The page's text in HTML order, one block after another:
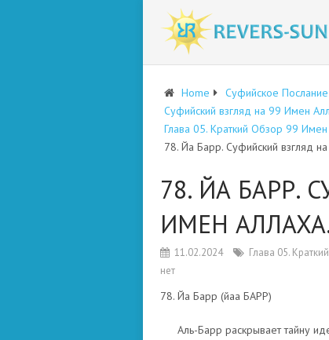
Home
Суфийское
Суфийский взгляд на 99 Имен
Глава 05. Краткий Обзор 99
78. Йа Барр. Суфийский взгляд
78. ЙА БАРР.
ИМЕН
11.02.2024 Глава 05.
нет
78. Йа Барр (йаа БАРР)
Аль-Барр раскрывает тайну